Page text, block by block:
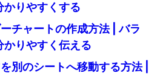
かりやすくする
チャートの作成方法 | バラ
かりやすく伝える
別のシートへ移動する方法 |